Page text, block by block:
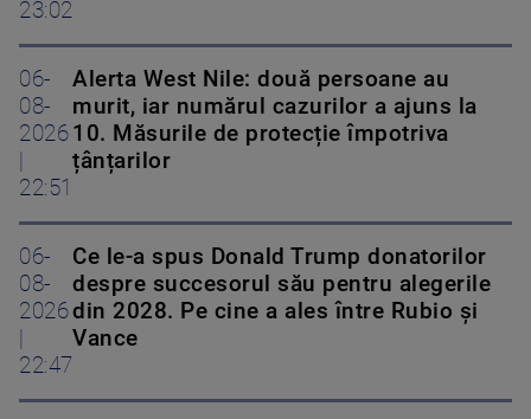
23:02
06-
08-
2026
22:51
Alerta West Nile: două persoane au
murit, iar numărul cazurilor a ajuns la
10. Măsurile de protecție împotriva
țânțarilor
06-
08-
2026
22:47
Ce le-a spus Donald Trump donatorilor
despre succesorul său pentru alegerile
din 2028. Pe cine a ales între Rubio și
Vance